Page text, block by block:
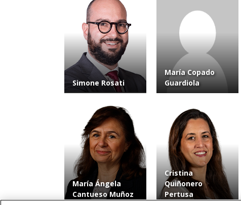
Simone Rosati
María Copado
Guardiola
María Ángela
Cantueso Muñoz
Cristina
Quiñonero
Pertusa